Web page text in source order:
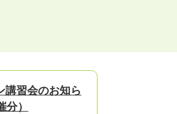
講習会のお知ら
）